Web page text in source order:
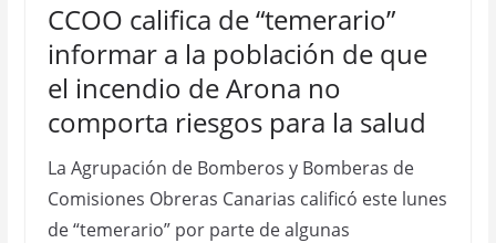
CCOO califica de “temerario”
informar a la población de que
el incendio de Arona no
comporta riesgos para la salud
La Agrupación de Bomberos y Bomberas de
Comisiones Obreras Canarias calificó este lunes
de “temerario” por parte de algunas